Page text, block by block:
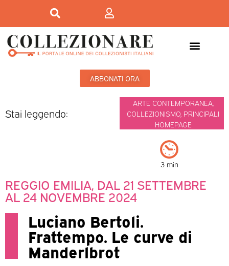
ABBONATI ORA
Stai leggendo:
ARTE CONTEMPORANEA,
COLLEZIONISMO PRINCIPALI
HOMEPAGE
3 min
REGGIO EMILIA, DAL 21 SETTEMBRE
AL 24 NOVEMBRE 2024
Luciano Bertoli.
Frattempo. Le curve di
Manderlbrot